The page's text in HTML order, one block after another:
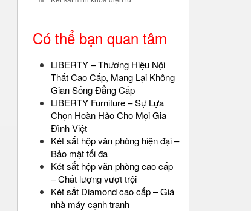
Có thể bạn quan tâm
LIBERTY – Thương Hiệu Nội
Thất Cao Cấp, Mang Lại Không
Gian Sống Đẳng Cấp
LIBERTY Furniture – Sự Lựa
Chọn Hoàn Hảo Cho Mọi Gia
Đình Việt
Két sắt hộp văn phòng hiện đại –
Bảo mật tối đa
Két sắt hộp văn phòng cao cấp
– Chất lượng vượt trội
Két sắt Diamond cao cấp – Giá
nhà máy cạnh tranh